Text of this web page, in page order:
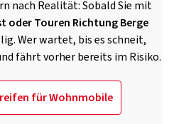
nach Realität: Sobald Sie mit
oder Touren RichtungBerge
Wer wartet, bis es schneit,
fährt vorher bereits im Risiko.
für Wohnmobile